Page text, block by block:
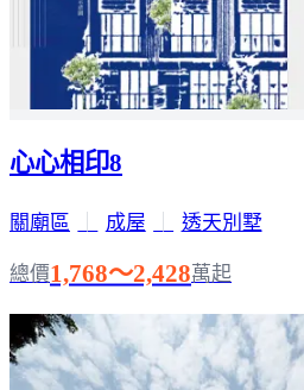
心心相印8
關廟區 成屋 透天別墅
總價1,768～2,428萬起